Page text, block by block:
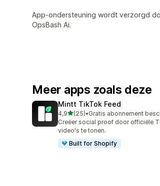
App-ondersteuning wordt verzorgd
OpsBash Ai.
Meer apps zoals deze
Mintt TikTok Feed
4,9van 5 sterren
(25)
25 recensies in totaal
•Gratis abonnement
Creëer social proof door officiële
video's te tonen.
Built for Shopify